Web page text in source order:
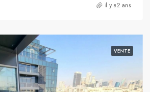
il y a2 ans
VENTE